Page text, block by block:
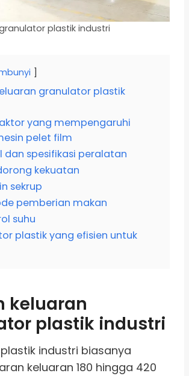
plastik industri
granulator plastik
yang mempengaruhi
pelet film
dan spesifikasi peralatan
kekuatan
sekrup
pemberian makan
suhu
plastik yang efisien untuk
keluaran
plastik industri
industri biasanya
keluaran 180 hingga 420